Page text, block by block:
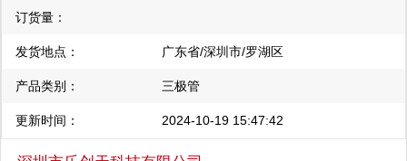
订货量：
发货地点： 广东省/深圳市/罗湖区
产品类别： 三极管
更新时间： 2024-10-19 15:47:42